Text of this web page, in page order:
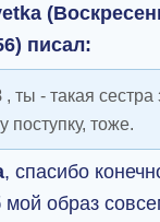
писал:
, ты - такая
поступку, тоже.
, спасибо
мой образ